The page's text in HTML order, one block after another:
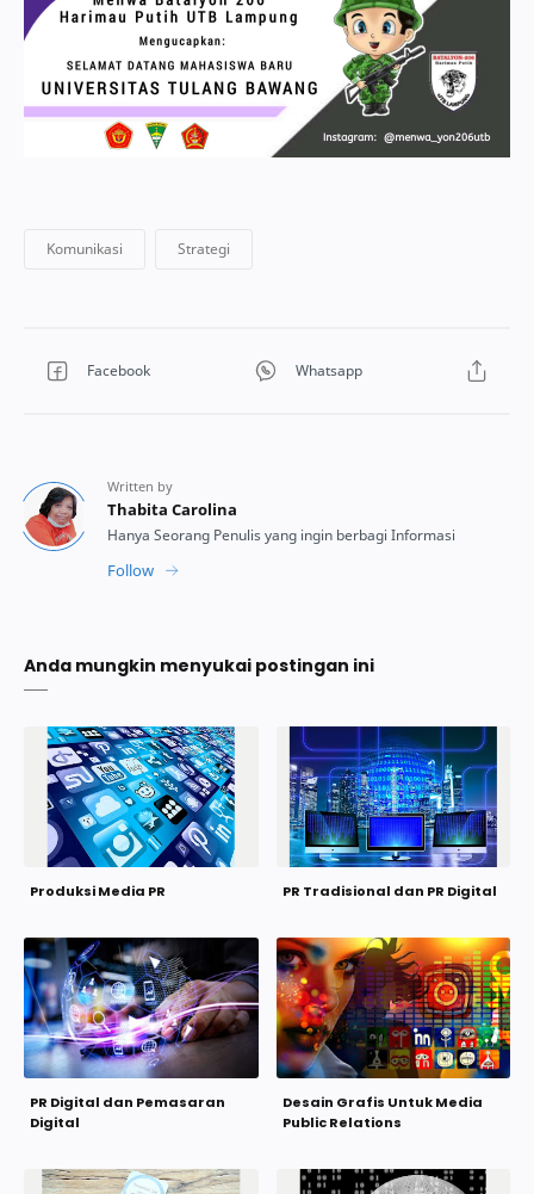
Anda mungkin menyukai postingan ini
Produksi Media PR PR Tradisional dan PR Digital
PR Digital dan Pemasaran
Digital
Desain Grafis Untuk Media
Public Relations